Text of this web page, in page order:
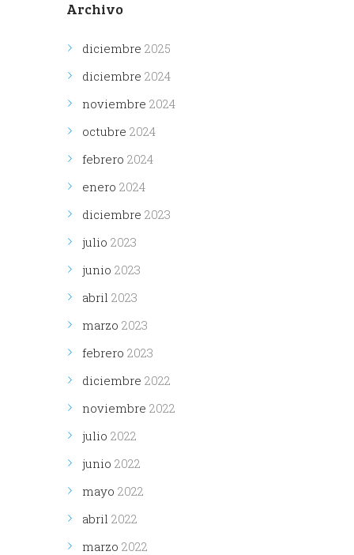
Archivo
diciembre 2025
diciembre 2024
noviembre 2024
octubre 2024
febrero 2024
enero 2024
diciembre 2023
julio 2023
junio 2023
abril 2023
marzo 2023
febrero 2023
diciembre 2022
noviembre 2022
julio 2022
junio 2022
mayo 2022
abril 2022
marzo 2022